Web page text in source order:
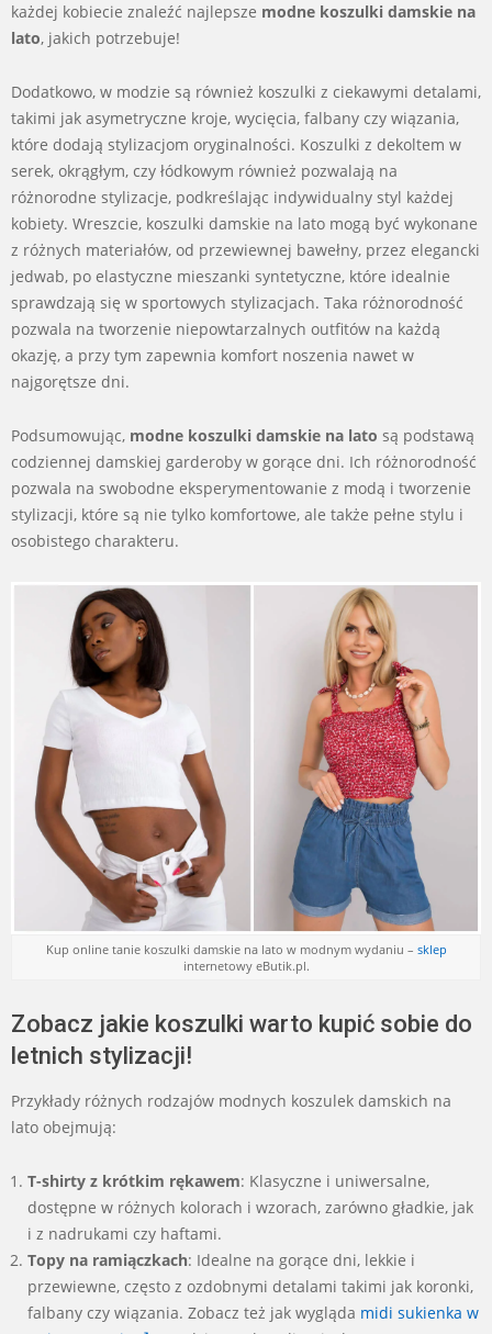
każdej kobiecie znaleźć najlepsze modne koszulki damskie na
lato, jakich potrzebuje!
Dodatkowo, w modzie są również koszulki z ciekawymi detalami,
takimi jak asymetryczne kroje, wycięcia, falbany czy wiązania,
które dodają stylizacjom oryginalności. Koszulki z dekoltem w
serek, okrągłym, czy łódkowym również pozwalają na
różnorodne stylizacje, podkreślając indywidualny styl każdej
kobiety. Wreszcie, koszulki damskie na lato mogą być wykonane
z różnych materiałów, od przewiewnej bawełny, przez elegancki
jedwab, po elastyczne mieszanki syntetyczne, które idealnie
sprawdzają się w sportowych stylizacjach. Taka różnorodność
pozwala na tworzenie niepowtarzalnych outfitów na każdą
okazję, a przy tym zapewnia komfort noszenia nawet w
najgorętsze dni.
Podsumowując, modne koszulki damskie na lato są podstawą
codziennej damskiej garderoby w gorące dni. Ich różnorodność
pozwala na swobodne eksperymentowanie z modą i tworzenie
stylizacji, które są nie tylko komfortowe, ale także pełne stylu i
osobistego charakteru.
Kup online tanie koszulki damskie na lato w modnym wydaniu – sklep
internetowy eButik.pl.
Zobacz jakie koszulki warto kupić sobie do
letnich stylizacji!
Przykłady różnych rodzajów modnych koszulek damskich na
lato obejmują:
T-shirty z krótkim rękawem: Klasyczne i uniwersalne,
dostępne w różnych kolorach i wzorach, zarówno gładkie, jak
i z nadrukami czy haftami.
Topy na ramiączkach: Idealne na gorące dni, lekkie i
przewiewne, często z ozdobnymi detalami takimi jak koronki,
falbany czy wiązania. Zobacz też jak wygląda midi sukienka w